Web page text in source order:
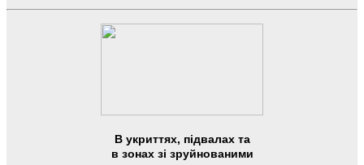
В укриттях, підвалах та
в зонах зі зруйнованими